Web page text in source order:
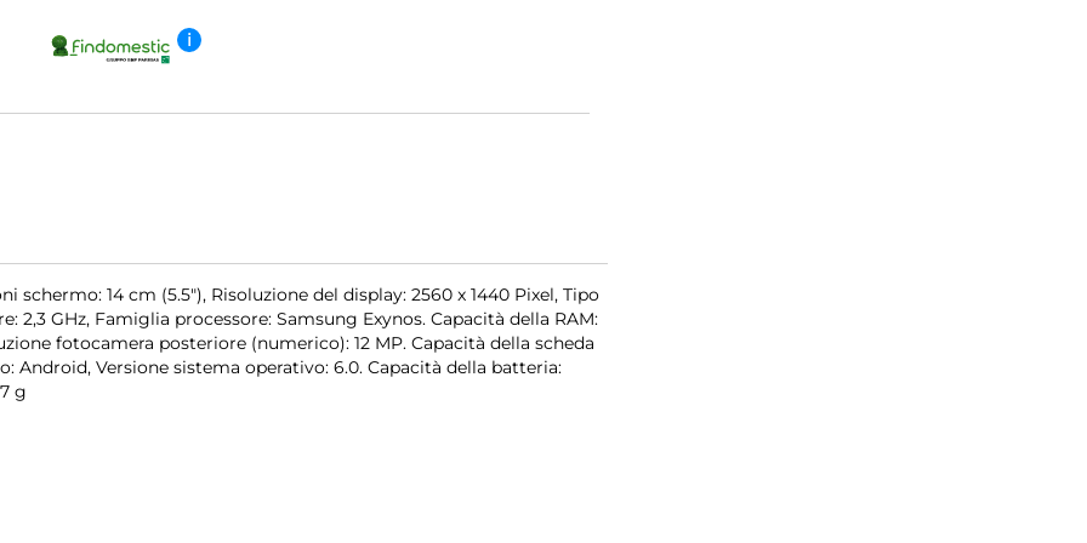
i
schermo: 14 cm (5.5"), Risoluzione del display: 2560 x 1440 Pixel, Tipo
2,3 GHz, Famiglia processore: Samsung Exynos. Capacità della RAM:
fotocamera posteriore (numerico): 12 MP. Capacità della scheda
Android, Versione sistema operativo: 6.0. Capacità della batteria:
g